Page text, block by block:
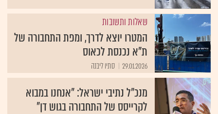
שאלות ותשובות
המטרו יוצא לדרך, ומפת התחבורה של
ת"א נכנסת לכאוס
29.01.2026 סתיו ליבנה
מנכ"ל נתיבי ישראל: "אנחנו במבוא
לקרייסס של התחבורה בגוש דן"